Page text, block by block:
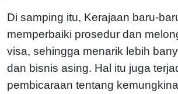
Di samping itu, Kerajaan baru-
memperbaiki prosedur dan
visa, sehingga menarik lebih
dan bisnis asing. Hal itu juga
pembicaraan tentang